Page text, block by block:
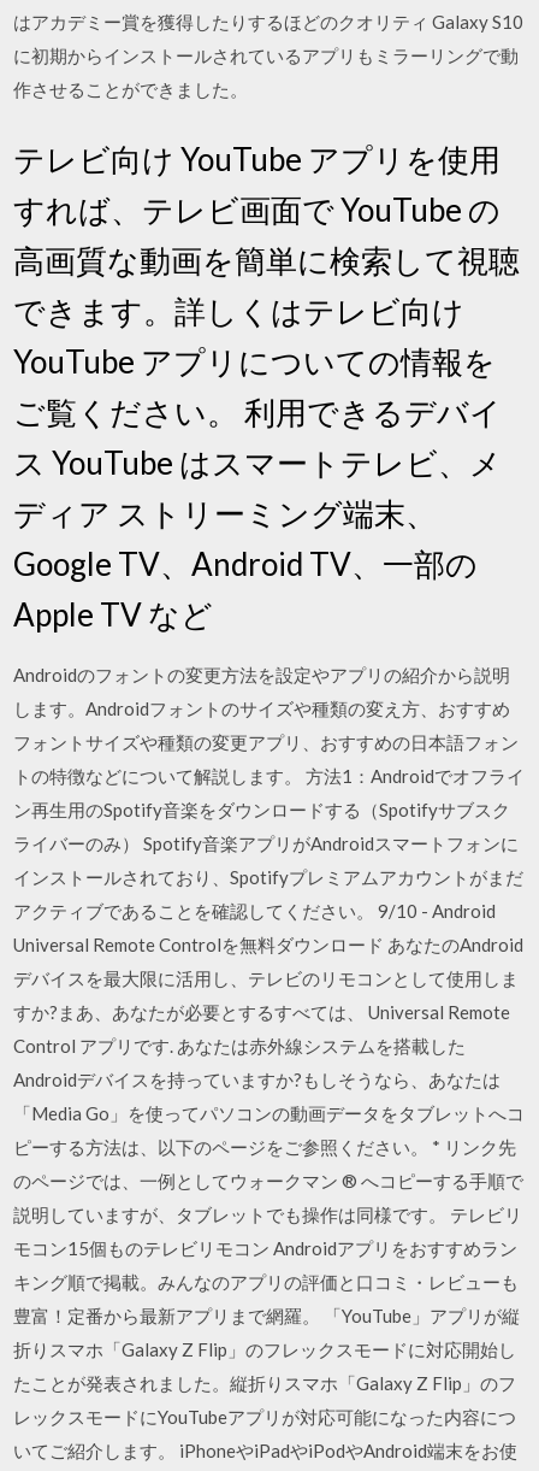
はアカデミー賞を獲得したりするほどのクオリティ Galaxy S10
に初期からインストールされているアプリもミラーリングで動
作させることができました。
テレビ向け YouTube アプリを使用
すれば、テレビ画面で YouTube の
高画質な動画を簡単に検索して視聴
できます。詳しくはテレビ向け
YouTube アプリについての情報を
ご覧ください。 利用できるデバイ
ス YouTube はスマートテレビ、メ
ディア ストリーミング端末、
Google TV、Android TV、一部の
Apple TV など
Androidのフォントの変更方法を設定やアプリの紹介から説明
します。Androidフォントのサイズや種類の変え方、おすすめ
フォントサイズや種類の変更アプリ、おすすめの日本語フォン
トの特徴などについて解説します。 方法1：Androidでオフライ
ン再生用のSpotify音楽をダウンロードする（Spotifyサブスク
ライバーのみ） Spotify音楽アプリがAndroidスマートフォンに
インストールされており、Spotifyプレミアムアカウントがまだ
アクティブであることを確認してください。 9/10 - Android
Universal Remote Controlを無料ダウンロード あなたのAndroid
デバイスを最大限に活用し、テレビのリモコンとして使用しま
すか?まあ、あなたが必要とするすべては、 Universal Remote
Control アプリです. あなたは赤外線システムを搭載した
Androidデバイスを持っていますか?もしそうなら、あなたは
「Media Go」を使ってパソコンの動画データをタブレットへコ
ピーする方法は、以下のページをご参照ください。 * リンク先
のページでは、一例としてウォークマン ® へコピーする手順で
説明していますが、タブレットでも操作は同様です。 テレビリ
モコン15個ものテレビリモコン Androidアプリをおすすめラン
キング順で掲載。みんなのアプリの評価と口コミ・レビューも
豊富！定番から最新アプリまで網羅。 「YouTube」アプリが縦
折りスマホ「Galaxy Z Flip」のフレックスモードに対応開始し
たことが発表されました。縦折りスマホ「Galaxy Z Flip」のフ
レックスモードにYouTubeアプリが対応可能になった内容につ
いてご紹介します。 iPhoneやiPadやiPodやAndroid端末をお使